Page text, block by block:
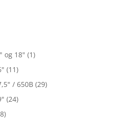
og 18" (1)
(11)
/ 650B (29)
(24)